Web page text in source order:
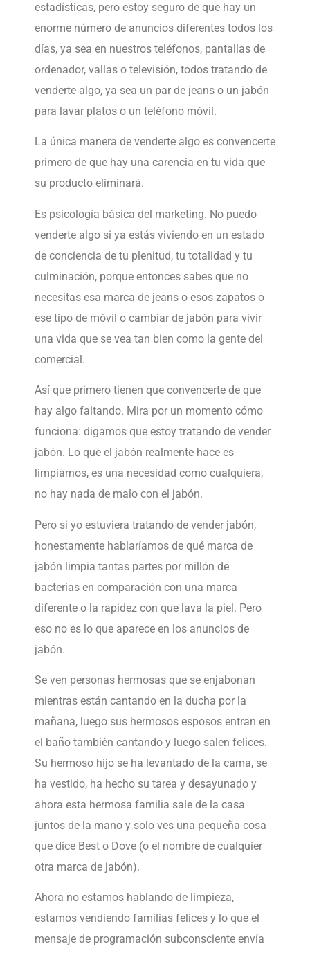
estadísticas, pero estoy seguro de que hay un
enorme número de anuncios diferentes todos los
días, ya sea en nuestros teléfonos, pantallas de
ordenador, vallas o televisión, todos tratando de
venderte algo, ya sea un par de jeans o un jabón
para lavar platos o un teléfono móvil.
La única manera de venderte algo es convencerte
primero de que hay una carencia en tu vida que
su producto eliminará.
Es psicología básica del marketing. No puedo
venderte algo si ya estás viviendo en un estado
de conciencia de tu plenitud, tu totalidad y tu
culminación, porque entonces sabes que no
necesitas esa marca de jeans o esos zapatos o
ese tipo de móvil o cambiar de jabón para vivir
una vida que se vea tan bien como la gente del
comercial.
Así que primero tienen que convencerte de que
hay algo faltando. Mira por un momento cómo
funciona: digamos que estoy tratando de vender
jabón. Lo que el jabón realmente hace es
limpiarnos, es una necesidad como cualquiera,
no hay nada de malo con el jabón.
Pero si yo estuviera tratando de vender jabón,
honestamente hablaríamos de qué marca de
jabón limpia tantas partes por millón de
bacterias en comparación con una marca
diferente o la rapidez con que lava la piel. Pero
eso no es lo que aparece en los anuncios de
jabón.
Se ven personas hermosas que se enjabonan
mientras están cantando en la ducha por la
mañana, luego sus hermosos esposos entran en
el baño también cantando y luego salen felices.
Su hermoso hijo se ha levantado de la cama, se
ha vestido, ha hecho su tarea y desayunado y
ahora esta hermosa familia sale de la casa
juntos de la mano y solo ves una pequeña cosa
que dice Best o Dove (o el nombre de cualquier
otra marca de jabón).
Ahora no estamos hablando de limpieza,
estamos vendiendo familias felices y lo que el
mensaje de programación subconsciente envía